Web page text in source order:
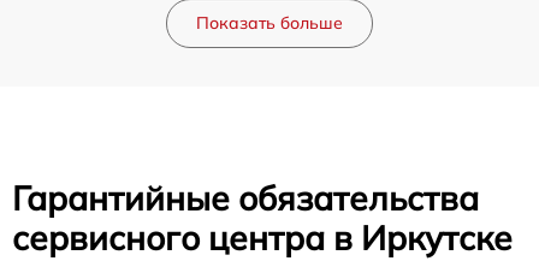
Показать больше
Гарантийные обязательства
сервисного центра в Иркутске